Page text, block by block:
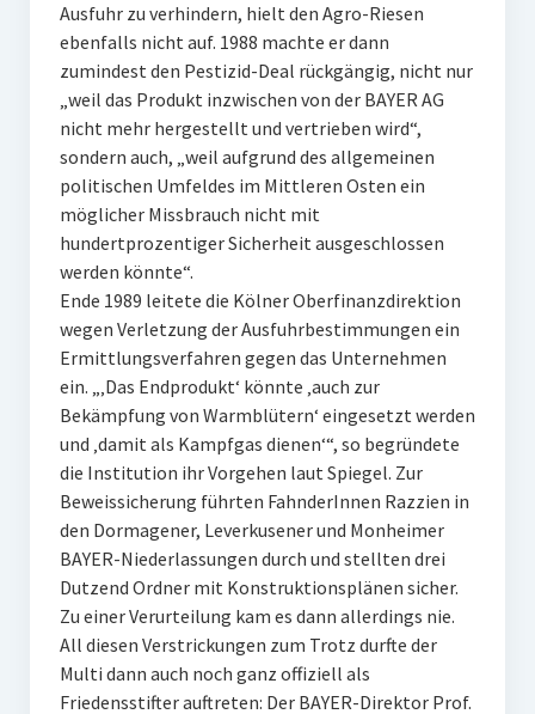
Ausfuhr zu verhindern, hielt den Agro-Riesen
ebenfalls nicht auf. 1988 machte er dann
zumindest den Pestizid-Deal rückgängig, nicht nur
„weil das Produkt inzwischen von der BAYER AG
nicht mehr hergestellt und vertrieben wird“,
sondern auch, „weil aufgrund des allgemeinen
politischen Umfeldes im Mittleren Osten ein
möglicher Missbrauch nicht mit
hundertprozentiger Sicherheit ausgeschlossen
werden könnte“.
Ende 1989 leitete die Kölner Oberfinanzdirektion
wegen Verletzung der Ausfuhrbestimmungen ein
Ermittlungsverfahren gegen das Unternehmen
ein. „‚Das Endprodukt‘ könnte ‚auch zur
Bekämpfung von Warmblütern‘ eingesetzt werden
und ‚damit als Kampfgas dienen‘“, so begründete
die Institution ihr Vorgehen laut Spiegel. Zur
Beweissicherung führten FahnderInnen Razzien in
den Dormagener, Leverkusener und Monheimer
BAYER-Niederlassungen durch und stellten drei
Dutzend Ordner mit Konstruktionsplänen sicher.
Zu einer Verurteilung kam es dann allerdings nie.
All diesen Verstrickungen zum Trotz durfte der
Multi dann auch noch ganz offiziell als
Friedensstifter auftreten: Der BAYER-Direktor Prof.